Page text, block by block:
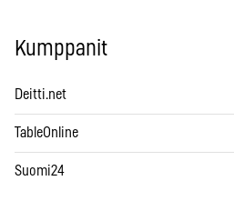
Kumppanit
Deitti.net
TableOnline
Suomi24